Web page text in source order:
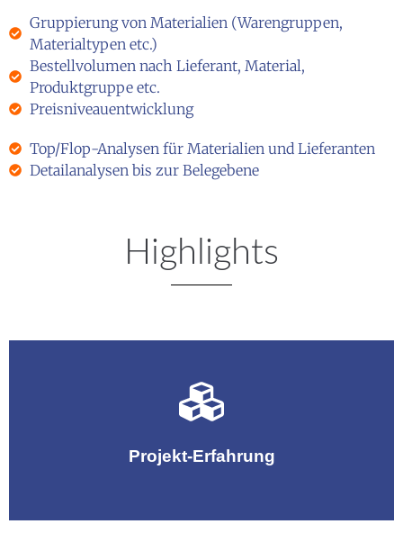
Gruppierung von Materialien (Warengruppen,
Materialtypen etc.)
Bestellvolumen nach Lieferant, Material,
Produktgruppe etc.
Preisniveauentwicklung
Top/Flop-Analysen für Materialien und Lieferanten
Detailanalysen bis zur Belegebene
Highlights
Projekt-Erfahrung
Praxisnahe Projekterfahrungen aus dem